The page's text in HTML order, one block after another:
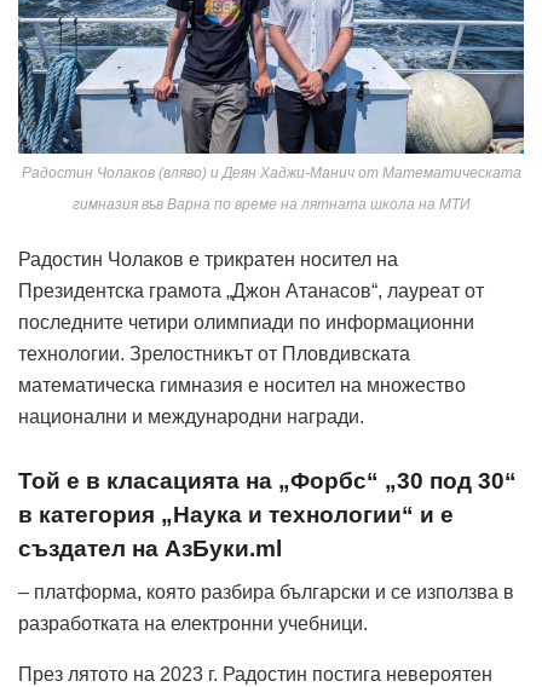
Радостин Чолаков (вляво) и Деян Хаджи-Манич от Математическата
гимназия във Варна по време на лятната школа на МТИ
Радостин Чолаков е трикратен носител на
Президентска грамота „Джон Атанасов“, лауреат от
последните четири олимпиади по информационни
технологии. Зрелостникът от Пловдивската
математическа гимназия е носител на множество
национални и международни награди.
Той е в класацията на „Форбс“ „30 под 30“
в категория „Наука и технологии“ и е
създател на АзБуки.ml
– платформа, която разбира български и се използва в
разработката на електронни учебници.
През лятото на 2023 г. Радостин постига невероятен